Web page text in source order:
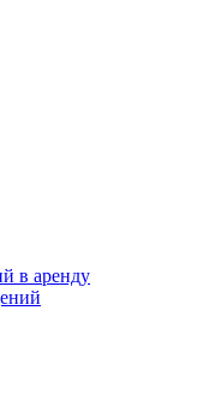
в аренду